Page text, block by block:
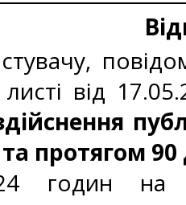
листі від
протягом
24 годин на